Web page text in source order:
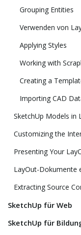
Grouping Entities
Verwenden von
Applying Styles
Working with
Creating a
Importing CAD
SketchUp Models in
Customizing the
Presenting Your
LayOut-Dokumente
Extracting Source
SketchUp für Web
SketchUp für